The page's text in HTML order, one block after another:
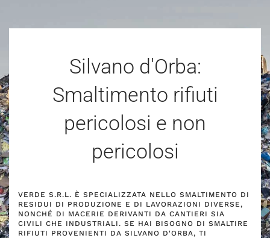
Silvano d'Orba:
Smaltimento rifiuti
pericolosi e non
pericolosi
VERDE S.R.L. È SPECIALIZZATA NELLO SMALTIMENTO DI
RESIDUI DI PRODUZIONE E DI LAVORAZIONI DIVERSE,
NONCHÉ DI MACERIE DERIVANTI DA CANTIERI SIA
CIVILI CHE INDUSTRIALI. SE HAI BISOGNO DI SMALTIRE
RIFIUTI PROVENIENTI DA SILVANO D'ORBA, TI